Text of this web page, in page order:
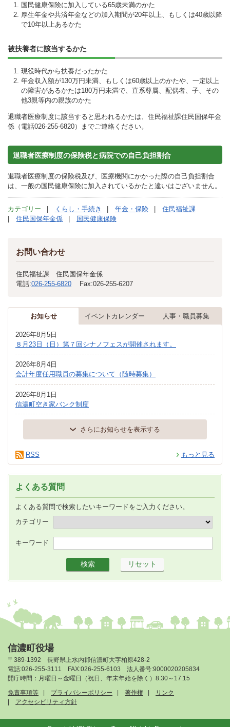
国民健康保険に加入している65歳未満のかた
厚生年金や共済年金などの加入期間が20年以上、もしくは40歳以降
で10年以上あるかた
被扶養者に該当するかた
現役時代から扶養だったかた
年金収入額が130万円未満、もしくは60歳以上のかたや、一定以上
の障害があるかたは180万円未満で、直系尊属、配偶者、子、その
他3親等内の親族のかた
退職者医療制度に該当すると思われるかたは、住民福祉課住民国保年金
係（電話026-255-6820）までご連絡ください。
退職者医療制度の保険税と病院での自己負担割合
退職者医療制度の保険税及び、医療機関にかかった際の自己負担割合
は、一般の国民健康保険に加入されているかたと違いはございません。
カテゴリー くらし・手続き 年金・保険
住民福祉課
住民国保年金係
国民健康保険
お問い合わせ
住民福祉課 住民国保年金係
電話:026-255-6820 Fax:026-255-6207
お知らせ イベントカレンダー 人事・職員募集
2026年8月5日
８月23日（日）第７回シナノフェスが開催されます。
2026年8月4日
会計年度任用職員の募集について（随時募集）
2026年8月1日
信濃町空き家バンク制度
さらにお知らせを表示する
もっと見る
RSS
よくある質問
よくある質問で検索したいキーワードをご入力ください。
カテゴリー
キーワード
信濃町役場
〒389-1392 長野県上水内郡信濃町大字柏原428-2
電話:026-255-3111 FAX:026-255-6103 法人番号:9000020205834
開庁時間：月曜日～金曜日（祝日、年末年始を除く）8:30～17:15
免責事項等
プライバシーポリシー 著作権
リンク
アクセシビリティ方針